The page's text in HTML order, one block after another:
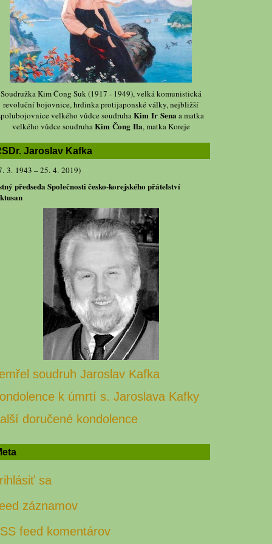
Soudružka Kim Čong Suk (1917 - 1949), velká komunistická
revoluční bojovnice, hrdinka protijaponské války, nejbližší
velkého vůdce soudruhaKim Ir Sena a matka
velkého vůdce soudruhaKim Čong Ila, matka Koreje
Jaroslav Kafka
3. 1943 – 25. 4. 2019)
předseda Společnosti česko-korejského přátelství
soudruh Jaroslav Kafka
k úmrtí s. Jaroslava Kafky
doručené kondolence
sa
záznamov
feed komentárov